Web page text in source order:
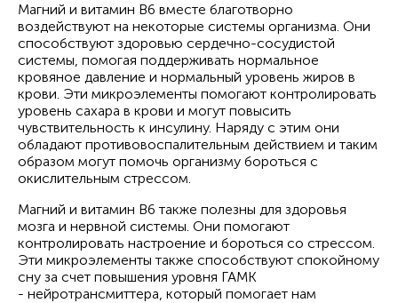
Магний и витамин В6 вместе благотворно
воздействуют на некоторые системы организма. Они
способствуют здоровью сердечно-сосудистой
системы, помогая поддерживать нормальное
кровяное давление и нормальный уровень жиров в
крови. Эти микроэлементы помогают контролировать
уровень сахара в крови и могут повысить
чувствительность к инсулину. Наряду с этим они
обладают противовоспалительным действием и таким
образом могут помочь организму бороться с
окислительным стрессом.
Магний и витамин B6 также полезны для здоровья
мозга и нервной системы. Они помогают
контролировать настроение и бороться со стрессом.
Эти микроэлементы также способствуют спокойному
сну за счет повышения уровня ГАМК
- нейротрансмиттера, который помогает нам